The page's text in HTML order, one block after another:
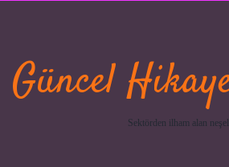
Güncel
Sektörden ilham alan